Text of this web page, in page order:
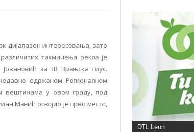
дијапазон интересовања, зато
такмичења рекла је
за ТВ Врањска плус.
одржаном Регионалном
вештинама у овом граду, под
Манић освојио је прво место,
DTL Leon